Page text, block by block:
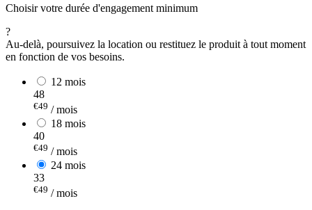
Choisir votre durée d'engagement minimum
?
Au-delà, poursuivez la location ou restituez le produit à tout moment
en fonction de vos besoins.
12 mois
48
€49 / mois
18 mois
40
€49 / mois
24 mois
33
€49 / mois